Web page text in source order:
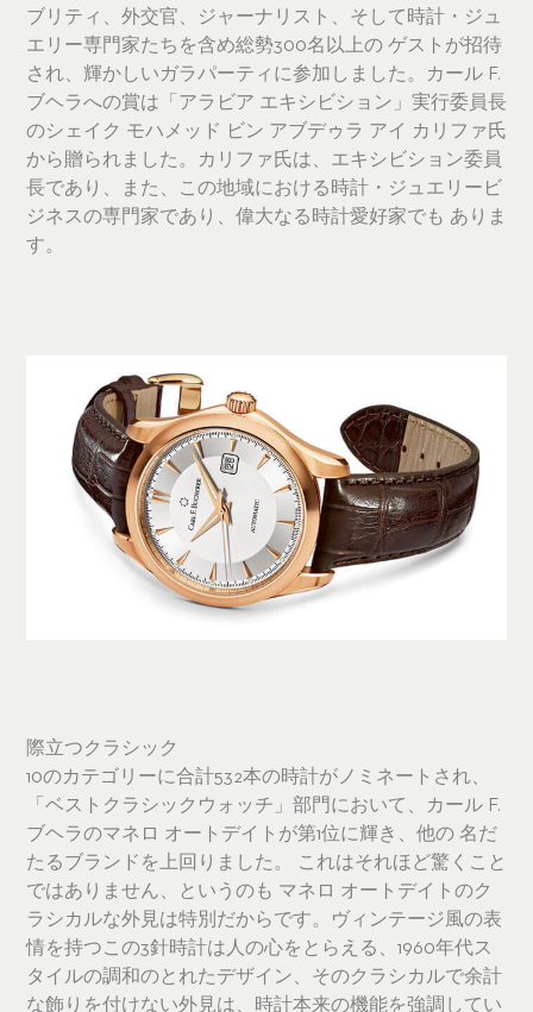
ブリティ、外交官、ジャーナリスト、そして時計・ジュ
エリー専門家たちを含め総勢300名以上の ゲストが招待
され、輝かしいガラパーティに参加しました。カール F.
ブヘラへの賞は「アラビア エキシビション」実行委員長
のシェイク モハメッド ビン アブデゥラ アイ カリファ氏
から贈られました。カリファ氏は、エキシビション委員
長であり、また、この地域における時計・ジュエリービ
ジネスの専門家であり、偉大なる時計愛好家でも ありま
す。
際立つクラシック
10のカテゴリーに合計532本の時計がノミネートされ、
「ベストクラシックウォッチ」部門において、カール F.
ブヘラのマネロ オートデイトが第1位に輝き、他の 名だ
たるブランドを上回りました。 これはそれほど驚くこと
ではありません、というのも マネロ オートデイトのク
ラシカルな外見は特別だからです。ヴィンテージ風の表
情を持つこの3針時計は人の心をとらえる、1960年代ス
タイルの調和のとれたデザイン、そのクラシカルで余計
な飾りを付けない外見は、時計本来の機能を強調してい